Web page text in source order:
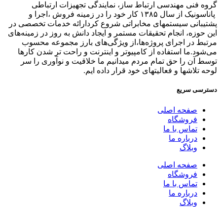
گروه فنی مهندسی ارتباط ساز، نمایندگی تجهیزات ارتباطی
پاناسونیک از سال ۱۳۸۵ کار خود را در زمینه فروش ،اجرا و
پشتیبانی سیستمهای مخابراتی شروع کردارائه خدمات تخصصی در
این حوزه، انجام تحقیقات مستمر و ایجاد دانش به‌ روز در زمینه‌های
مرتبط در اجرای پروژه‌ها،از ویژگی‌های بارز مجموعه محسوب
می‌شود.ما استفاده از کامپیوتر و اینترنت و راحت تر شدن کارها
توسط آن را حق تمام مردم میدانیم ما خلاقیت و نوآوری را سر
لوحه تلاشها و فعالیتهای خود قرار داده ایم.
دسترسی سریع
صفحه اصلی
فروشگاه
تماس با ما
درباره ما
وبلاگ
صفحه اصلی
فروشگاه
تماس با ما
درباره ما
وبلاگ